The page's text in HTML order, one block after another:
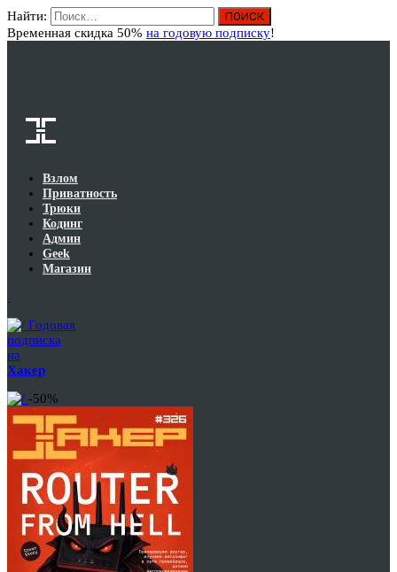
Найти:
Временная скидка 50% на годовую подписку!
Взлом
Приватность
Трюки
Кодинг
Админ
Geek
Магазин
Годовая
подписка
на
Хакер
-50%